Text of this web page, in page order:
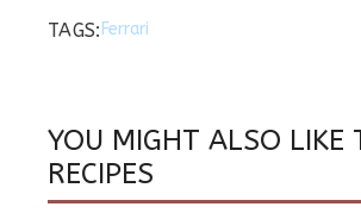
TAGS: Ferrari
YOU MIGHT ALSO LIKE
RECIPES